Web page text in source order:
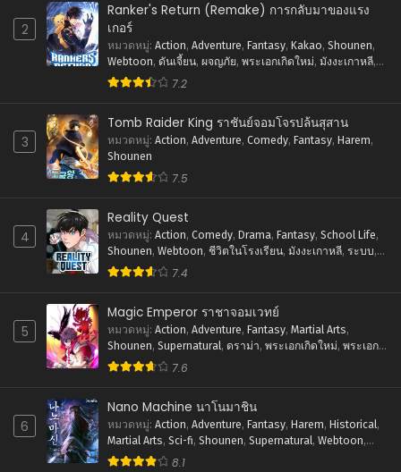
ตุลาคม 19, 2024
ตอนที่ 69
ตุลาคม 8, 2024
ตุลาคม 1, 2024
ตอนที่ 67
ตุลาคม 1, 2024
ตอนที่ 66
ตุลาคม 1, 2024
ตอนที่ 65
ตุลาคม 1, 2024
ตอนที่ 64
ตุลาคม 1, 2024
ตอนที่ 63
ตอนที่ 62
ตุลาคม 1, 2024
2
Ranker's Return (Remake) การกลับมาของแรง
เกอร์
หมวดหมู่: Action, Adventure, Fantasy, Kakao, Shounen,
Webtoon, ดันเจี้ยน, ผจญภัย, พระเอกเกิดใหม่, มังงะเกาหลี,
ระบบ,ศิลปะการต่อสู้-แอคชั่น
7.2
3
Tomb Raider King ราชันย์จอมโจรปล้นสุสาน
หมวดหมู่: Action, Adventure, Comedy, Fantasy, Harem,
Shounen
7.5
4
Reality Quest
หมวดหมู่: Action, Comedy, Drama, Fantasy, School Life,
Shounen, Webtoon, ชีวิตในโรงเรียน, มังงะเกาหลี, ระบบ,
ศิลปะการต่อสู้-แอคชั่น
7.4
5
Magic Emperor ราชาจอมเวทย์
หมวดหมู่: Action, Adventure, Fantasy, Martial Arts,
Shounen, Supernatural, ดราม่า, พระเอกเกิดใหม่, พระเอก
เทพ,ภัยภิบัติ, มังงะจีน
7.6
6
Nano Machine นาโนมาชิน
หมวดหมู่: Action, Adventure, Fantasy, Harem, Historical,
Martial Arts, Sci-fi, Shounen, Supernatural, Webtoon,
ชีวิตในโรงเรียน ,
8.1